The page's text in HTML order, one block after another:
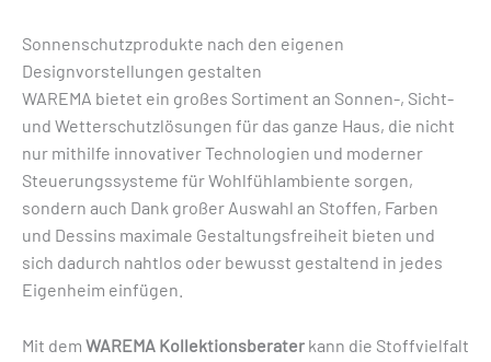
Sonnenschutzprodukte nach den eigenen
Designvorstellungen gestalten
WAREMA bietet ein großes Sortiment an Sonnen-, Sicht-
und Wetterschutzlösungen für das ganze Haus, die nicht
nur mithilfe innovativer Technologien und moderner
Steuerungssysteme für Wohlfühlambiente sorgen,
sondern auch Dank großer Auswahl an Stoffen, Farben
und Dessins maximale Gestaltungsfreiheit bieten und
sich dadurch nahtlos oder bewusst gestaltend in jedes
Eigenheim einfügen.
Mit dem WAREMA Kollektionsberater kann die Stoffvielfalt